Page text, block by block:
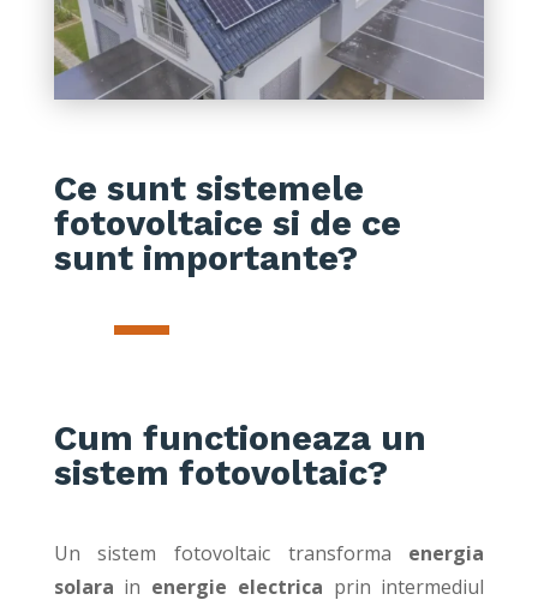
Ce sunt sistemele
fotovoltaice si de ce
sunt importante?
Cum functioneaza un
sistem fotovoltaic?
Un sistem fotovoltaic transforma energia
solara in energie electrica prin intermediul